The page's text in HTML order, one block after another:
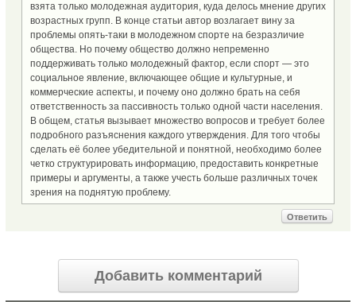
взята только молодежная аудитория, куда делось мнение других
возрастных групп. В конце статьи автор возлагает вину за
проблемы опять-таки в молодежном спорте на безразличие
общества. Но почему общество должно непременно
поддерживать только молодежный фактор, если спорт — это
социальное явление, включающее общие и культурные, и
коммерческие аспекты, и почему оно должно брать на себя
ответственность за пассивность только одной части населения.
В общем, статья вызывает множество вопросов и требует более
подробного разъяснения каждого утверждения. Для того чтобы
сделать её более убедительной и понятной, необходимо более
четко структурировать информацию, предоставить конкретные
примеры и аргументы, а также учесть больше различных точек
зрения на поднятую проблему.
Ответить
Добавить комментарий